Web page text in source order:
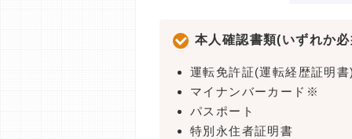
本人確認書類(いずれか
運転免許証(運転経歴証明
マイナンバーカード※
パスポート
特別永住者証明書